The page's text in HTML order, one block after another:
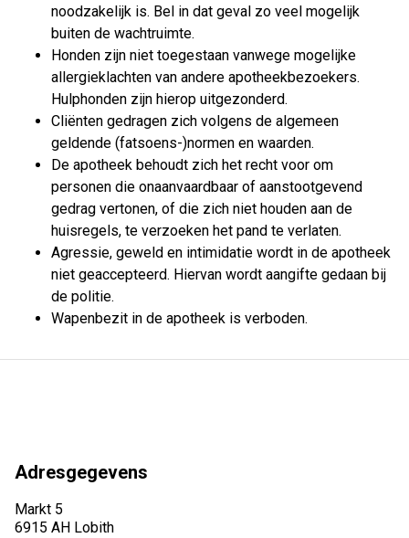
noodzakelijk is. Bel in dat geval zo veel mogelijk
buiten de wachtruimte.
Honden zijn niet toegestaan vanwege mogelijke
allergieklachten van andere apotheekbezoekers.
Hulphonden zijn hierop uitgezonderd.
Cliënten gedragen zich volgens de algemeen
geldende (fatsoens-)normen en waarden.
De apotheek behoudt zich het recht voor om
personen die onaanvaardbaar of aanstootgevend
gedrag vertonen, of die zich niet houden aan de
huisregels, te verzoeken het pand te verlaten.
Agressie, geweld en intimidatie wordt in de apotheek
niet geaccepteerd. Hiervan wordt aangifte gedaan bij
de politie.
Wapenbezit in de apotheek is verboden.
Adresgegevens
Markt 5
6915 AH Lobith